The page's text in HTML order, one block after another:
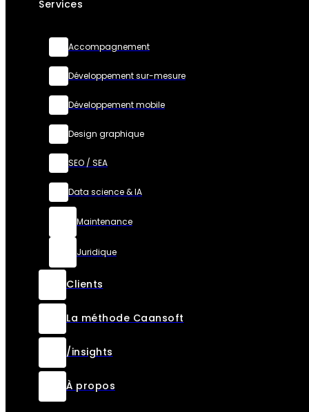
Services
Accompagnement
Développement sur-mesure
Développement mobile
Design graphique
SEO / SEA
Data science & IA
Maintenance
Juridique
Clients
La méthode Caansoft
/insights
À propos